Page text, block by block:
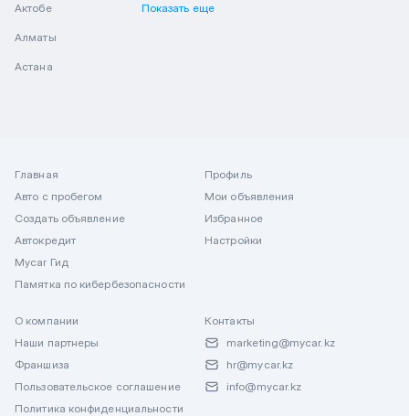
Актобе
Алматы
Астана
Показать еще
Главная
Авто с пробегом
Создать объявление
Автокредит
Mycar Гид
Памятка по кибербезопасности
Профиль
Мои объявления
Избранное
Настройки
О компании
Наши партнеры
Франшиза
Пользовательское соглашение
Политика конфиденциальности
Контакты
marketing@mycar.kz
hr@mycar.kz
info@mycar.kz